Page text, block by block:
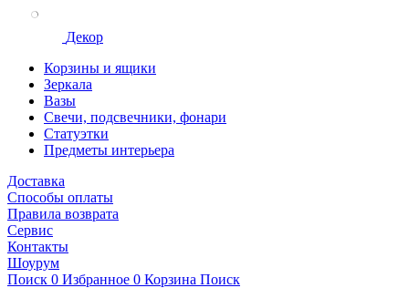
Декор
Корзины и ящики
Зеркала
Вазы
Свечи, подсвечники, фонари
Статуэтки
Предметы интерьера
Доставка
Способы оплаты
Правила возврата
Сервис
Контакты
Шоурум
Поиск 0 Избранное 0 Корзина Поиск